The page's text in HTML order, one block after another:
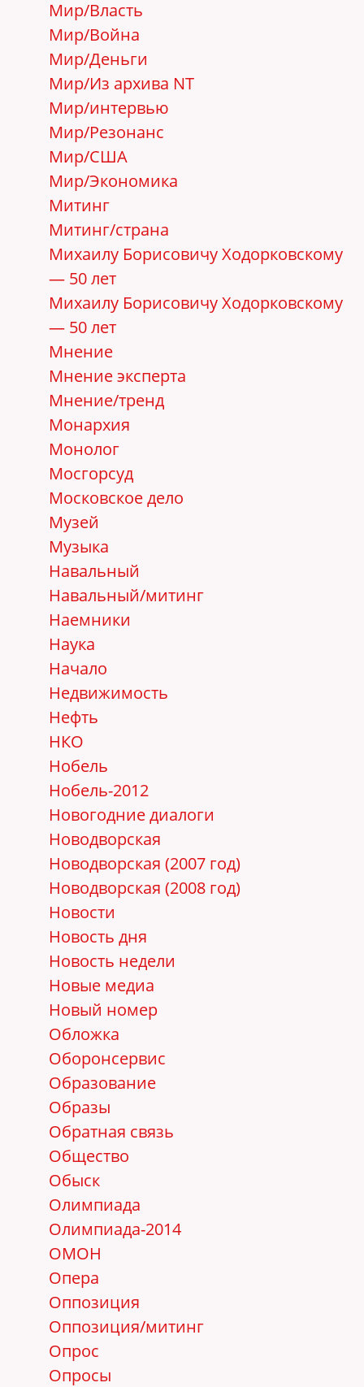
Мир/Власть
Мир/Война
Мир/Деньги
Мир/Из архива NT
Мир/интервью
Мир/Резонанс
Мир/США
Мир/Экономика
Митинг
Митинг/страна
Михаилу Борисовичу Ходорковскому
— 50 лет
Михаилу Борисовичу Ходорковскому
— 50 лет
Мнение
Мнение эксперта
Мнение/тренд
Монархия
Монолог
Мосгорсуд
Московское дело
Музей
Музыка
Навальный
Навальный/митинг
Наемники
Наука
Начало
Недвижимость
Нефть
НКО
Нобель
Нобель-2012
Новогодние диалоги
Новодворская
Новодворская (2007 год)
Новодворская (2008 год)
Новости
Новость дня
Новость недели
Новые медиа
Новый номер
Обложка
Оборонсервис
Образование
Образы
Обратная связь
Общество
Обыск
Олимпиада
Олимпиада-2014
ОМОН
Опера
Оппозиция
Оппозиция/митинг
Опрос
Опросы